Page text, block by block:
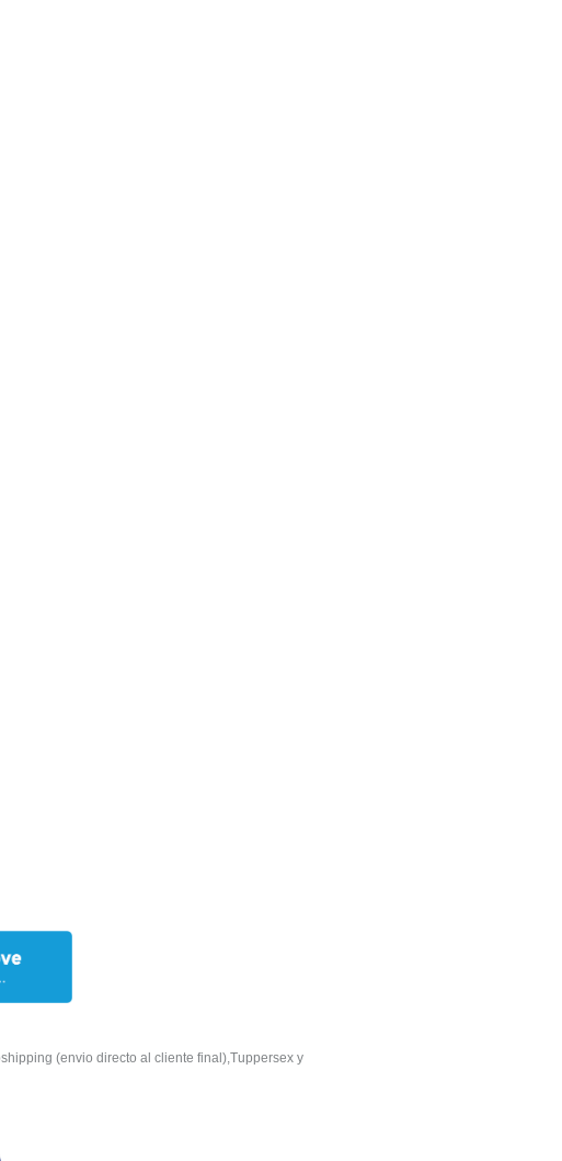
(envio directo al cliente final),Tuppersex y